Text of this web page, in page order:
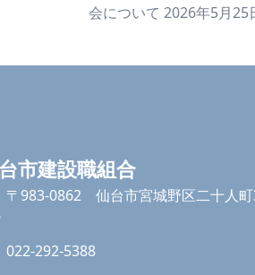
会について 2026年5月25
市建設職組合
〒983-0862 仙台市宮城野区二十人町
022-292-5388